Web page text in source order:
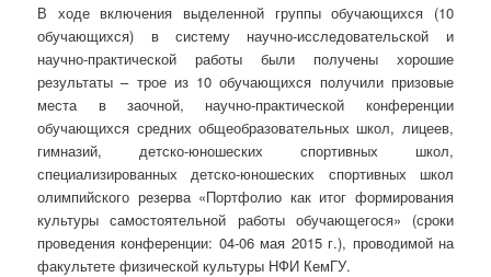
В ходе включения выделенной группы обучающихся (10
обучающихся) в систему научно-исследовательской и
научно-практической работы были получены хорошие
результаты – трое из 10 обучающихся получили призовые
места в заочной, научно-практической конференции
обучающихся средних общеобразовательных школ, лицеев,
гимназий, детско-юношеских спортивных школ,
специализированных детско-юношеских спортивных школ
олимпийского резерва «Портфолио как итог формирования
культуры самостоятельной работы обучающегося» (сроки
проведения конференции: 04-06 мая 2015 г.), проводимой на
факультете физической культуры НФИ КемГУ.